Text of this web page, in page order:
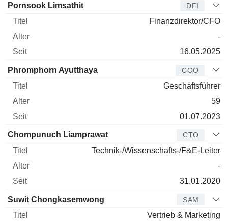
Pornsook Limsathit DFI
Finanzdirektor/CFO
-
16.05.2025
Phromphorn Ayutthaya COO
Geschäftsführer
59
01.07.2023
Chompunuch Liamprawat CTO
Technik-/Wissenschafts-/F&E-Leiter
-
31.01.2020
Suwit Chongkasemwong SAM
Vertrieb & Marketing